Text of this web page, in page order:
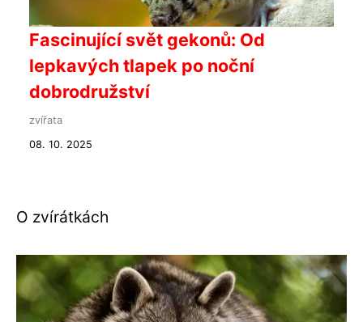
Fascinující svět gekonů: Od
lepkavých tlapek po noční
dobrodružství
zvířata
08. 10. 2025
O zvírátkách